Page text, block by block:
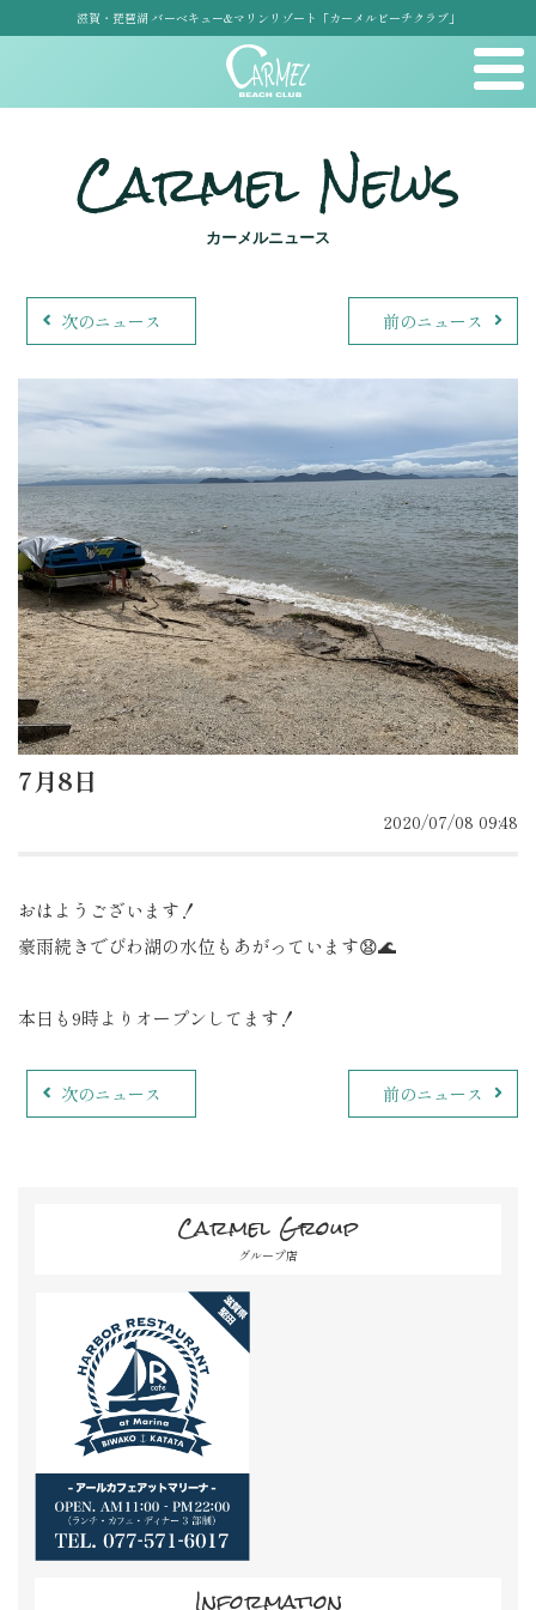
滋賀・琵琶湖 バーベキュー&マリンリゾート「カーメルビーチクラブ」
Carmel News
カーメルニュース
次のニュース 前のニュース
7月8日
2020/07/08 09:48
おはようございます！
豪雨続きでびわ湖の水位もあがっています😧🌊
本日も9時よりオープンしてます！
次のニュース 前のニュース
Carmel Group
グループ店
Information